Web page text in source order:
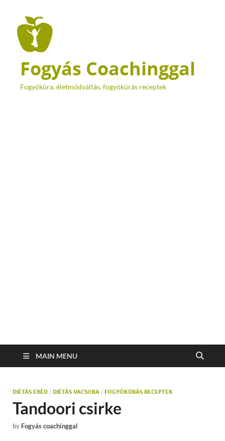
Fogyás Coachinggal
Fogyókúra, életmódváltás, fogyókúrás receptek
MAIN MENU
DIÉTÁS EBÉD / DIÉTÁS VACSORA / FOGYÓKÚRÁS RECEPTEK
Tandoori csirke
by Fogyás coachinggal